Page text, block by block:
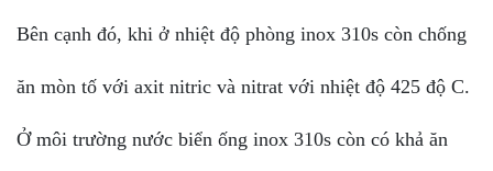
Bên cạnh đó, khi ở nhiệt độ phòng inox 310s còn chống
ăn mòn tố với axit nitric và nitrat với nhiệt độ 425 độ C.
Ở môi trường nước biển ống inox 310s còn có khả ăn